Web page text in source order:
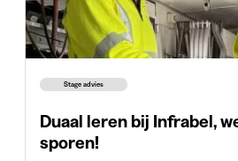
Stage advies
Duaal leren bij Infrabel,
sporen!